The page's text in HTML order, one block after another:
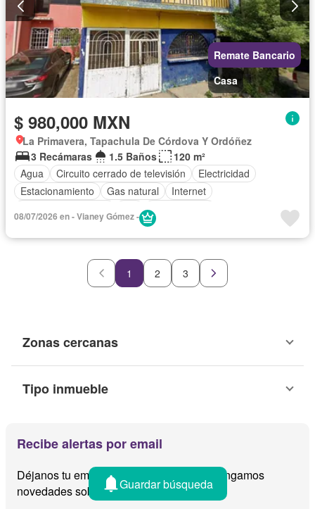
Remate Bancario
Casa
$ 980,000 MXN
La Primavera, Tapachula De Córdova Y Ordóñez
3 Recámaras
1.5 Baños
120 m²
Agua
Circuito cerrado de televisión
Electricidad
Estacionamiento
Gas natural
Internet
Sin amueblar
08/07/2026 en - Vianey Gómez -
1 2 3
Zonas cercanas
Tipo inmueble
Recibe alertas por email
Déjanos tu email y te avisamos cuando tengamos
novedades sobre
Guardar búsqueda